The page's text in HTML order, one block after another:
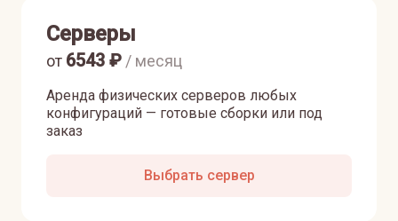
Серверы
Аренда физических серверов любых
конфигураций — готовые сборки или под
заказ
от 6543 ₽ / месяц
Выбрать сервер